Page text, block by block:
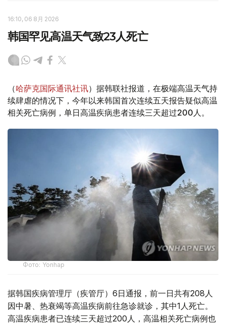
16:10, 06 8月 2026
韩国罕见高温天气致23人死亡
（哈萨克国际通讯社讯）据韩联社报道，在极端高温天气持
续肆虐的情况下，今年以来韩国首次连续五天报告疑似高温
相关死亡病例，单日高温疾病患者连续三天超过200人。
Фото: Yonhap
据韩国疾病管理厅（疾管厅）6日通报，前一日共有208人
因中暑、热衰竭等高温疾病前往急诊就诊，其中1人死亡。
高温疾病患者已连续三天超过200人，高温相关死亡病例也